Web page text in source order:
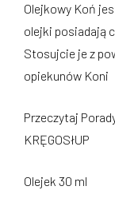
Olejkowy Koń
olejki posiadają
Stosujcie je z
opiekunów Koni
Przeczytaj
KRĘGOSłUP
Olejek 30 ml